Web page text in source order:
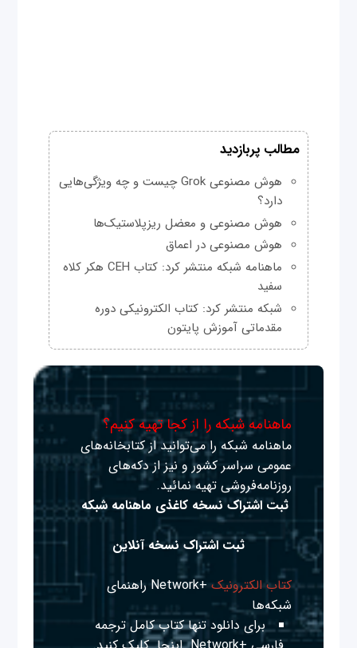
مطالب پربازدید
هوش مصنوعی Grok چیست و چه ویژگی‌هایی
دارد؟
هوش مصنوعی و معضل ریزپلاستیک‌ها
هوش مصنوعی در اعماق
ماهنامه شبکه منتشر کرد: کتاب CEH هکر کلاه
سفید
شبکه منتشر کرد: کتاب الکترونیکی دوره
مقدماتی آموزش پایتون
ماهنامه شبکه را از کجا تهیه کنیم؟
ماهنامه شبکه را می‌توانید از کتابخانه‌های
عمومی سراسر کشور و نیز از دکه‌های
روزنامه‌فروشی تهیه نمائید.
ثبت اشتراک نسخه کاغذی ماهنامه شبکه
ثبت اشتراک نسخه آنلاین
کتاب الکترونیک
+Network راهنمای
شبکه‌ها
برای دانلود تنها کتاب کامل ترجمه